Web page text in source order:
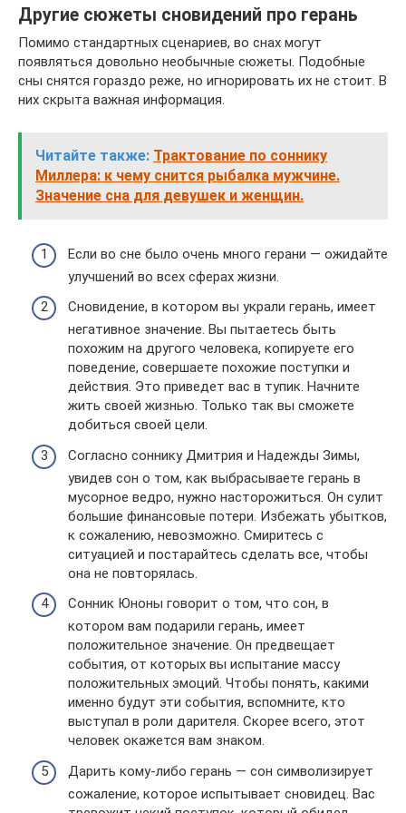
Другие сюжеты сновидений про герань
Помимо стандартных сценариев, во снах могут
появляться довольно необычные сюжеты. Подобные
сны снятся гораздо реже, но игнорировать их не стоит. В
них скрыта важная информация.
Читайте также: Трактование по соннику
Миллера: к чему снится рыбалка мужчине.
Значение сна для девушек и женщин.
Если во сне было очень много герани — ожидайте
улучшений во всех сферах жизни.
Сновидение, в котором вы украли герань, имеет
негативное значение. Вы пытаетесь быть
похожим на другого человека, копируете его
поведение, совершаете похожие поступки и
действия. Это приведет вас в тупик. Начните
жить своей жизнью. Только так вы сможете
добиться своей цели.
Согласно соннику Дмитрия и Надежды Зимы,
увидев сон о том, как выбрасываете герань в
мусорное ведро, нужно насторожиться. Он сулит
большие финансовые потери. Избежать убытков,
к сожалению, невозможно. Смиритесь с
ситуацией и постарайтесь сделать все, чтобы
она не повторялась.
Сонник Юноны говорит о том, что сон, в
котором вам подарили герань, имеет
положительное значение. Он предвещает
события, от которых вы испытание массу
положительных эмоций. Чтобы понять, какими
именно будут эти события, вспомните, кто
выступал в роли дарителя. Скорее всего, этот
человек окажется вам знаком.
Дарить кому-либо герань — сон символизирует
сожаление, которое испытывает сновидец. Вас